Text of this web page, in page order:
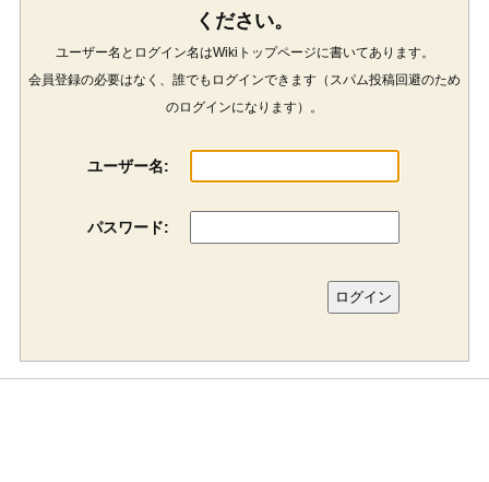
ください。
ユーザー名とログイン名はWikiトップページに書いてあります。
会員登録の必要はなく、誰でもログインできます（スパム投稿回避のため
のログインになります）。
ユーザー名:
パスワード: